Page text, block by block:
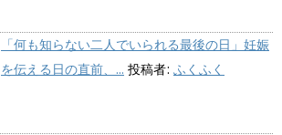
「何も知らない二人でいられる最後の日」妊娠
を伝える日の直前、... 投稿者: ふくふく